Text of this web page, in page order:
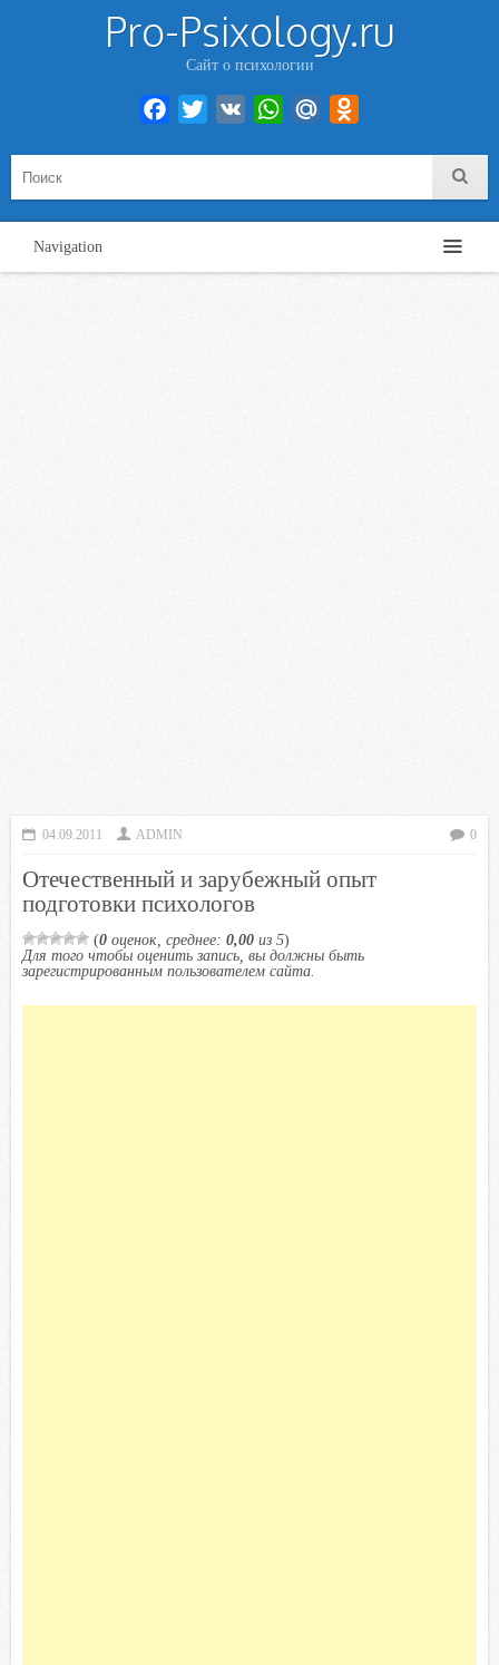
Pro-Psixology.ru
Сайт о психологии
Facebook
Twitter VK WhatsAppMail.Ru
Navigation
04.09.2011 ADMIN 0
Отечественный и зарубежный опыт
подготовки психологов
(0 оценок, среднее: 0,00 из 5)
Для того чтобы оценить запись, вы должны быть
зарегистрированным пользователем сайта.